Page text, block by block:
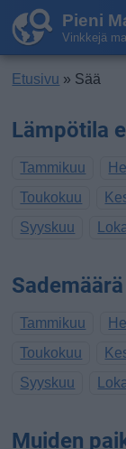
Pieni
Vinkkejä
Etusivu » Sää
Lämpötila
Tammikuu
Toukokuu
Syyskuu
Tammikuu
Toukokuu
Syyskuu
Muiden